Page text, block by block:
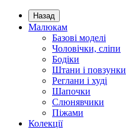
Назад
Малюкам
Базові моделі
Чоловічки, сліпи
Бодіки
Штани і повзунки
Реглани і худі
Шапочки
Слюнявчики
Піжами
Колекції